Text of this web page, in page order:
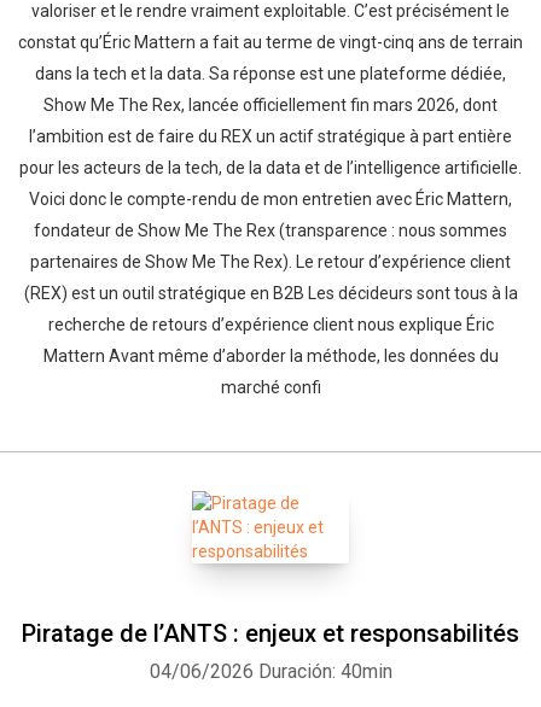
valoriser et le rendre vraiment exploitable. C’est précisément le
constat qu’Éric Mattern a fait au terme de vingt-cinq ans de terrain
dans la tech et la data. Sa réponse est une plateforme dédiée,
Show Me The Rex, lancée officiellement fin mars 2026, dont
l’ambition est de faire du REX un actif stratégique à part entière
pour les acteurs de la tech, de la data et de l’intelligence artificielle.
Voici donc le compte-rendu de mon entretien avec Éric Mattern,
fondateur de Show Me The Rex (transparence : nous sommes
partenaires de Show Me The Rex). Le retour d’expérience client
(REX) est un outil stratégique en B2B Les décideurs sont tous à la
recherche de retours d’expérience client nous explique Éric
Mattern Avant même d’aborder la méthode, les données du
marché confi
Piratage de l’ANTS : enjeux et responsabilités
04/06/2026 Duración: 40min